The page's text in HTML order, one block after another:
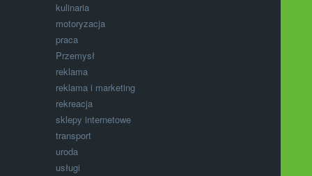
kulinaria
motoryzacja
praca
Przemysł
reklama
reklama i marketing
rekreacja
sklepy internetowe
transport
uroda
usługi